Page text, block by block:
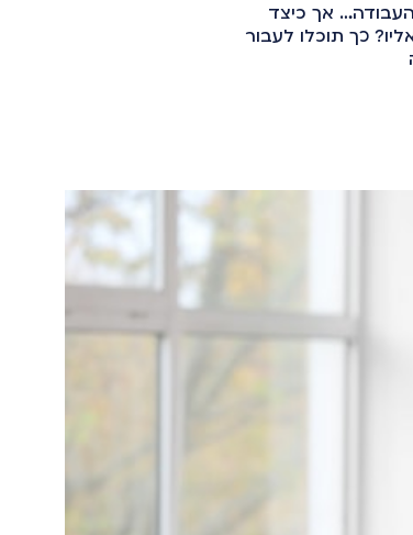
אך כיצד
כך תוכלו לעבור